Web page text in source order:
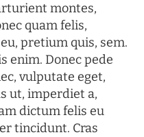
montes,
quam felis,
pretium quis, sem.
enim. Donec pede
vulputate eget,
ut, imperdiet a,
dictum felis eu
tincidunt. Cras